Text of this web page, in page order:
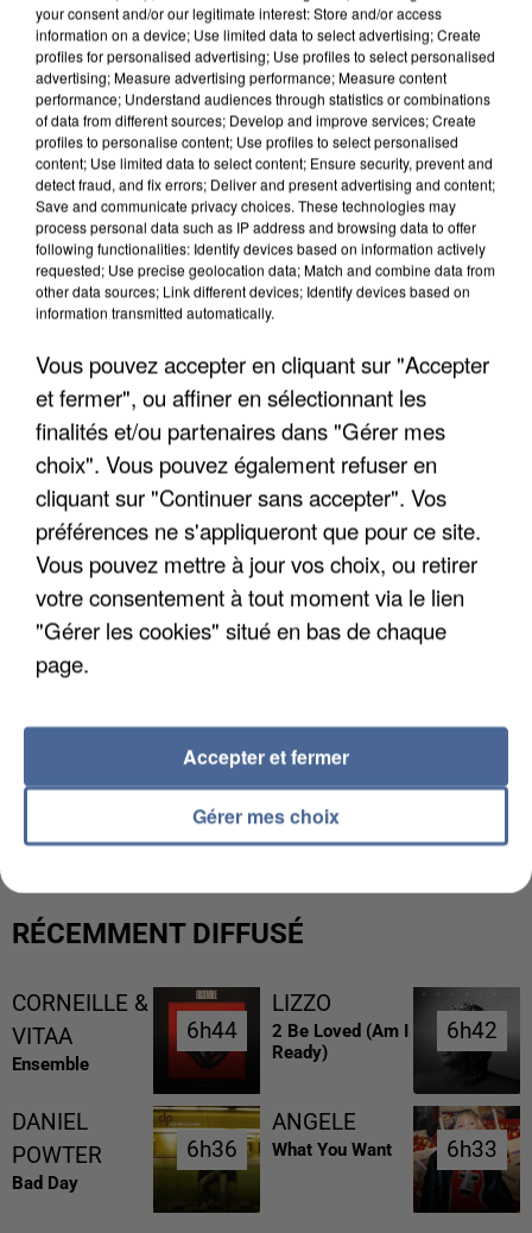
APRÈS TOUTES CES CANICULES, LES REFUGES
L’UN DES FONDATEURS SUPPOSÉS DE LA DZ
MAFIA INTERPELLÉ EN ALGÉRIE
RÉCEMMENT DIFFUSÉ
CORNEILLE &
VITAA
Ensemble
6h44
6h44
LIZZO
2 Be Loved (am I
Ready)
6h42
6h42
DANIEL
POWTER
Bad Day
6h36
6h36
ANGELE
What You Want 6h33
6h33
your consent and/or our legitimate interest: Store and/or access
information on a device; Use limited data to select advertising; Create
profiles for personalised advertising; Use profiles to select personalised
advertising; Measure advertising performance; Measure content
performance; Understand audiences through statistics or combinations
of data from different sources; Develop and improve services; Create
profiles to personalise content; Use profiles to select personalised
content; Use limited data to select content; Ensure security, prevent and
detect fraud, and fix errors; Deliver and present advertising and content;
Save and communicate privacy choices. These technologies may
process personal data such as IP address and browsing data to offer
following functionalities: Identify devices based on information actively
requested; Use precise geolocation data; Match and combine data from
other data sources; Link different devices; Identify devices based on
information transmitted automatically.
Vous pouvez accepter en cliquant sur "Accepter
et fermer", ou affiner en sélectionnant les
finalités et/ou partenaires dans "Gérer mes
choix". Vous pouvez également refuser en
cliquant sur "Continuer sans accepter". Vos
préférences ne s'appliqueront que pour ce site.
Vous pouvez mettre à jour vos choix, ou retirer
votre consentement à tout moment via le lien
"Gérer les cookies" situé en bas de chaque
page.
Gérer mes choix
Accepter et fermer